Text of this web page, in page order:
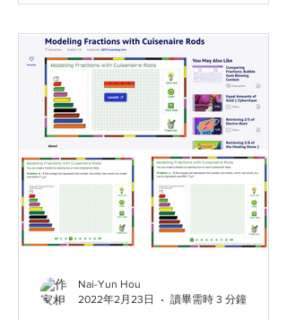
Nai-Yun Hou
2022年2月23日
讀畢需時 3 分鐘